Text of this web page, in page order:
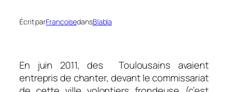
Écrit parFrancoisedansBlabla
En juin 2011, des Toulousains avaient
entrepris de chanter, devant le commissariat